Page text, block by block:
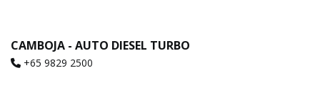
CAMBOJA - AUTO DIESEL TURBO
+65 9829 2500